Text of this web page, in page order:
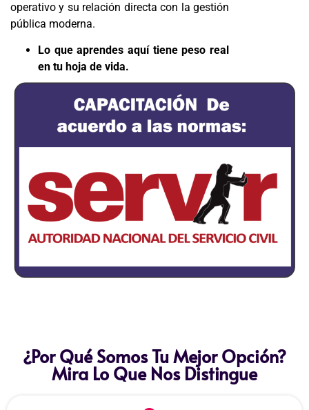
operativo y su relación directa con la gestión
pública moderna.
Lo que aprendes aquí tiene peso real
en tu hoja de vida.
¿Por Qué Somos Tu Mejor Opción?
Mira Lo Que Nos Distingue